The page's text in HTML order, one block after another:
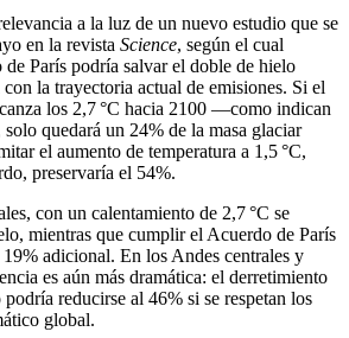
a la luz de un nuevo estudio que se
en la revista Science, según el cual
París podría salvar el doble de hielo
la trayectoria actual de emisiones. Si el
los 2,7 °C hacia 2100 —como indican
quedará un 24% de la masa glaciar
el aumento de temperatura a 1,5 °C,
preservaría el 54%.
con un calentamiento de 2,7 °C se
mientras que cumplir el Acuerdo de París
adicional. En los Andes centrales y
es aún más dramática: el derretimiento
reducirse al 46% si se respetan los
global.